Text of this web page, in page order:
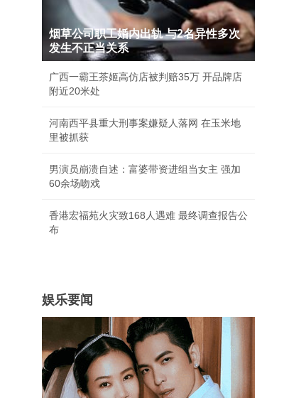
烟草公司职工婚内出轨 与2名异性多次
发生不正当关系
广西一霸王茶姬高仿店被判赔35万 开品牌店
附近20米处
河南西平县重大刑事案嫌疑人落网 在玉米地
里被抓获
男演员崩溃自述：富婆带资进组当女主 强加
60余场吻戏
香港宏福苑火灾致168人遇难 最终调查报告公
布
娱乐要闻